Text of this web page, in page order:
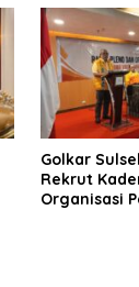
Golkar
Rekrut
Organisasi